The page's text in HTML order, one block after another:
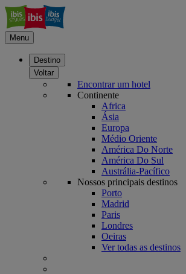
Menu
Destino
Voltar
Encontrar um hotel
Continente
Africa
Ásia
Europa
Médio Oriente
América Do Norte
América Do Sul
Austrália-Pacífico
Nossos principais destinos
Porto
Madrid
Paris
Londres
Oeiras
Ver todas as destinos